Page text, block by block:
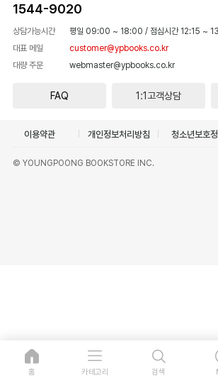
1544-9020
상담가능시간 평일 09:00 ~ 18:00 / 점심시간 12:15 ~
대표 메일
customer@ypbooks.co.kr
대량 주문
webmaster@ypbooks.co.kr
FAQ 1:1고객상담
이용약관 개인정보처리방침 청소년보호
© YOUNGPOONG BOOKSTORE INC.
홈 카테고리 검색